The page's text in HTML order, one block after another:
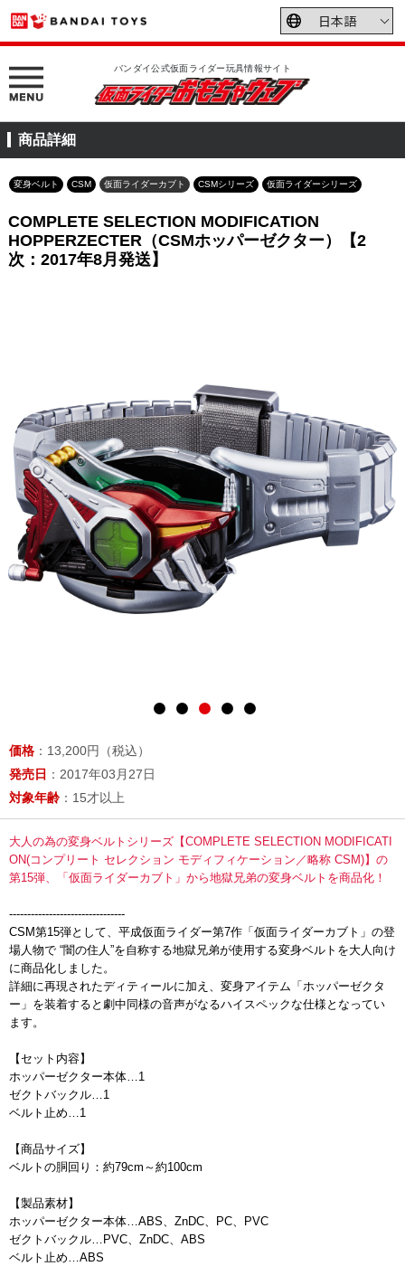
バンダイ公式仮面ライダー玩具情報サイト
商品詳細
変身ベルト CSM 仮面ライダーカブト CSMシリーズ 仮面ライダーシリーズ
COMPLETE SELECTION MODIFICATION
HOPPERZECTER（CSMホッパーゼクター）【2
次：2017年8月発送】
価格 ：13,200円（税込）
発売日 ：2017年03月27日
対象年齢 ：15才以上
大人の為の変身ベルトシリーズ【COMPLETE SELECTION MODIFICATI
ON(コンプリート セレクション モディフィケーション／略称 CSM)】の
第15弾、「仮面ライダーカブト」から地獄兄弟の変身ベルトを商品化！
--------------------------------
CSM第15弾として、平成仮面ライダー第7作「仮面ライダーカブト」の登
場人物で “闇の住人”を自称する地獄兄弟が使用する変身ベルトを大人向け
に商品化しました。
詳細に再現されたディティールに加え、変身アイテム「ホッパーゼクタ
ー」を装着すると劇中同様の音声がなるハイスペックな仕様となってい
ます。
【セット内容】
ホッパーゼクター本体…1
ゼクトバックル…1
ベルト止め…1
【商品サイズ】
ベルトの胴回り：約79cm～約100cm
【製品素材】
ホッパーゼクター本体…ABS、ZnDC、PC、PVC
ゼクトバックル…PVC、ZnDC、ABS
ベルト止め…ABS